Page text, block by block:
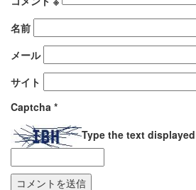
名前
メール
サイト
Captcha *
Type the text